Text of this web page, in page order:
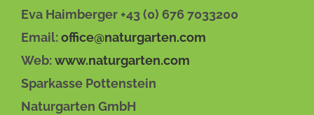
Eva Haimberger +43 (0) 676 7033200
Email:office@naturgarten.com
Web:www.naturgarten.com
Sparkasse Pottenstein
Naturgarten GmbH